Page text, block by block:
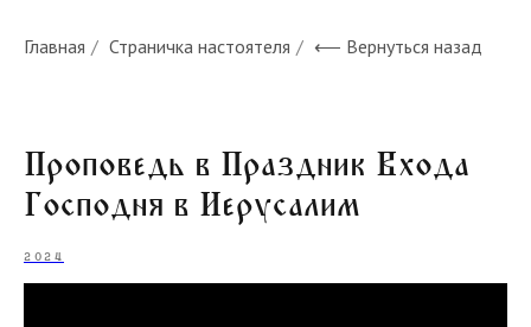
Главная / Страничка настоятеля / ⟵ Вернуться назад
Проповедь в Праздник Входа
Господня в Иерусалим
2024